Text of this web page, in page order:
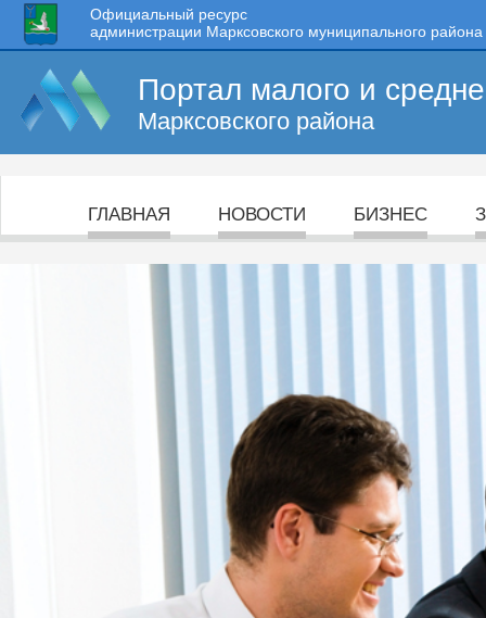
Официальный ресурс
администрации Марксовского муниципального района
Портал малого и
Марксовского района
ГЛАВНАЯ НОВОСТИ БИЗНЕС